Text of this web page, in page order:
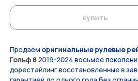
купить
Продаем оригинальные рулевые
Гольф 8 2019-2024 восьмое
дорестайлинг восстановленные в